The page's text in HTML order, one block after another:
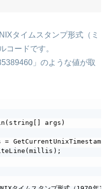
タイムスタンプ形式（ミ
コードです。
」のような値が取
args)
=